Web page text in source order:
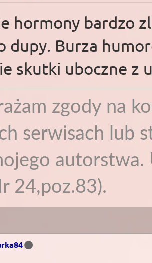
hormony bardzo
dupy. Burza
skutki uboczne z
zgody na
serwisach lub
24,poz.83).